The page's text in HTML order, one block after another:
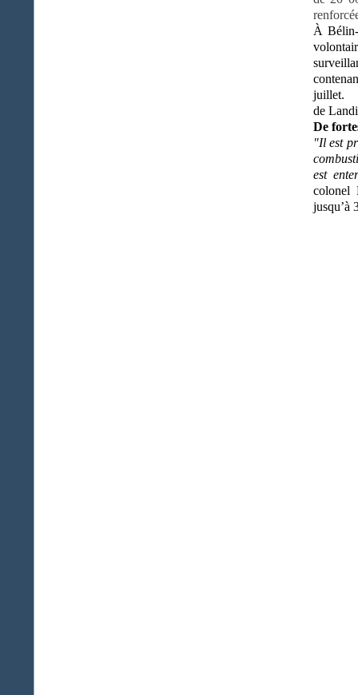
À
de
De
"Il est
est
colonel
jusqu’à